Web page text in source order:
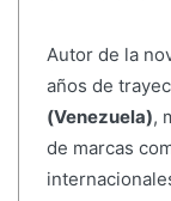
Autor de la
años de
(Venezuela),
de marcas